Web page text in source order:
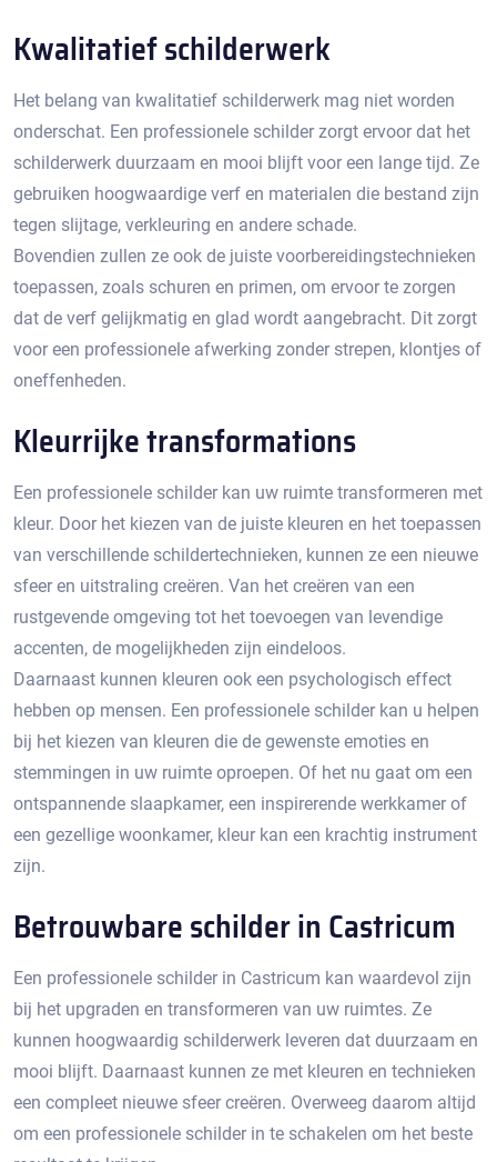
Kwalitatief schilderwerk
Het belang van kwalitatief schilderwerk mag niet worden
onderschat.​ Een professionele schilder zorgt ervoor dat het
schilderwerk duurzaam en mooi blijft voor een lange tijd. Ze
gebruiken hoogwaardige verf en materialen die bestand zijn
tegen slijtage, verkleuring en andere schade.​
Bovendien zullen ze ook de juiste voorbereidingstechnieken
toepassen, zoals schuren en primen, om ervoor te zorgen
dat de verf gelijkmatig en glad wordt aangebracht.​ Dit zorgt
voor een professionele afwerking zonder strepen, klontjes of
oneffenheden.​
Kleurrijke transformations
Een professionele schilder kan uw ruimte transformeren met
kleur.​ Door het kiezen van de juiste kleuren en het toepassen
van verschillende schildertechnieken, kunnen ze een nieuwe
sfeer en uitstraling creëren.​ Van het creëren van een
rustgevende omgeving tot het toevoegen van levendige
accenten, de mogelijkheden zijn eindeloos.​
Daarnaast kunnen kleuren ook een psychologisch effect
hebben op mensen. Een professionele schilder kan u helpen
bij het kiezen van kleuren die de gewenste emoties en
stemmingen in uw ruimte oproepen.​ Of het nu gaat om een
ontspannende slaapkamer, een inspirerende werkkamer of
een gezellige woonkamer, kleur kan een krachtig instrument
zijn.​
Betrouwbare schilder in Castricum
Een professionele schilder in Castricum kan waardevol zijn
bij het upgraden en transformeren van uw ruimtes.​ Ze
kunnen hoogwaardig schilderwerk leveren dat duurzaam en
mooi blijft.​ Daarnaast kunnen ze met kleuren en technieken
een compleet nieuwe sfeer creëren.​ Overweeg daarom altijd
om een professionele schilder in te schakelen om het beste